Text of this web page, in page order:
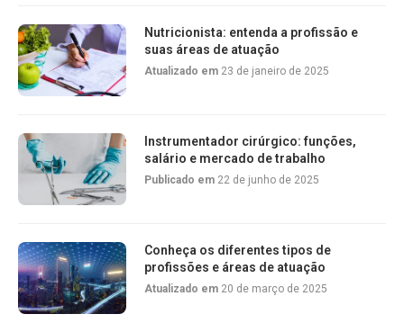
Nutricionista: entenda a profissão e
suas áreas de atuação
Atualizado em 23 de janeiro de 2025
Instrumentador cirúrgico: funções,
salário e mercado de trabalho
Publicado em 22 de junho de 2025
Conheça os diferentes tipos de
profissões e áreas de atuação
Atualizado em 20 de março de 2025